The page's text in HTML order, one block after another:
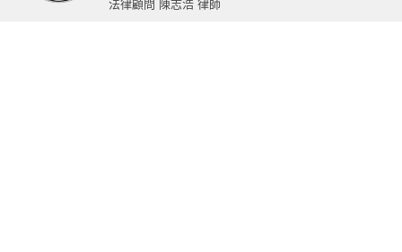
法律顧問 陳志浩 律師